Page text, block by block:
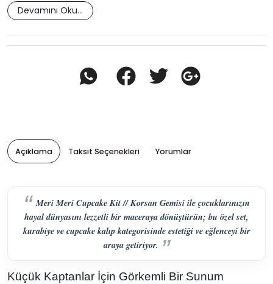
Devamını Oku...
Açıklama Taksit Seçenekleri Yorumlar
Meri Meri Cupcake Kit // Korsan Gemisi ile çocuklarınızın
hayal dünyasını lezzetli bir maceraya dönüştürün; bu özel set,
kurabiye ve cupcake kalıp kategorisinde estetiği ve eğlenceyi bir
araya getiriyor.
Küçük Kaptanlar İçin Görkemli Bir Sunum